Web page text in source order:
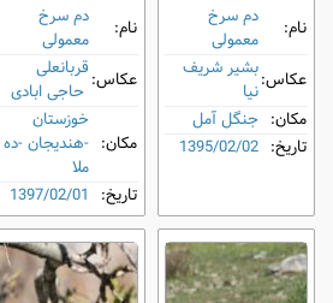
نام:
دم‌ سرخ
معمولی
عکاس:بشیر شریف
نیا
مکان: جنگل آمل
تاریخ: 1395/02/02
نام:
دم‌ سرخ
معمولی
عکاس:قربانعلی
حاجی ابادی
مکان:
خوزستان
-هندیجان -ده
ملا
تاریخ: 1397/02/01